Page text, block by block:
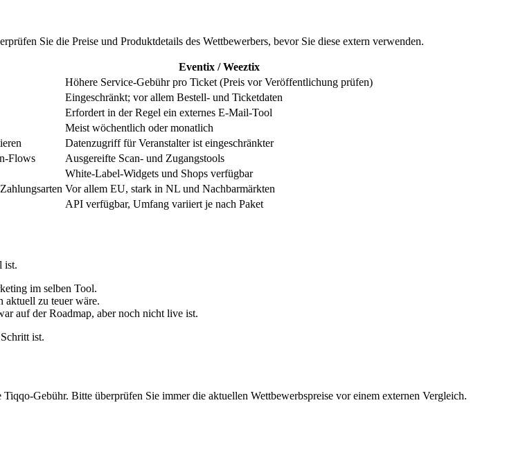
Sie die Preise und Produktdetails des Wettbewerbers, bevor Sie diese extern verwenden.
Eventix / Weeztix
Höhere Service-Gebühr pro Ticket (Preis vor Veröffentlichung prüfen)
Eingeschränkt; vor allem Bestell- und Ticketdaten
Erfordert in der Regel ein externes E-Mail-Tool
Meist wöchentlich oder monatlich
Datenzugriff für Veranstalter ist eingeschränkter
Flows
Ausgereifte Scan- und Zugangstools
White-Label-Widgets und Shops verfügbar
Vor allem EU, stark in NL und Nachbarmärkten
API verfügbar, Umfang variiert je nach Paket
ist.
im selben Tool.
aktuell zu teuer wäre.
auf der Roadmap, aber noch nicht live ist.
ist.
Gebühr. Bitte überprüfen Sie immer die aktuellen Wettbewerbspreise vor einem externen Vergleich.